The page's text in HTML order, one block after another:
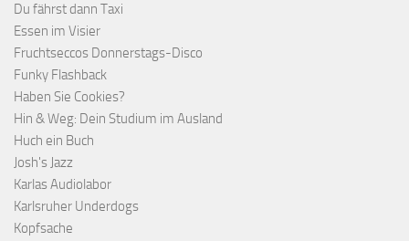
Du fährst dann Taxi
Essen im Visier
Fruchtseccos Donnerstags-Disco
Funky Flashback
Haben Sie Cookies?
Hin & Weg: Dein Studium im Ausland
Huch ein Buch
Josh's Jazz
Karlas Audiolabor
Karlsruher Underdogs
Kopfsache